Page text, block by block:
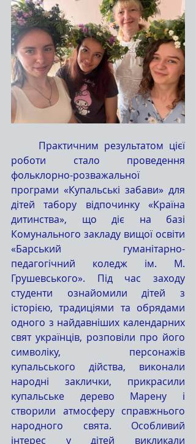
роботи стало проведення
фольклорно-розважальної
програми «Купальські забави» для
дітей табору відпочинку «Країна
дитинства», що діє на базі
Комунального закладу вищої освіти
«Барський гуманітарно-
педагогічний коледж ім. М.
Грушевського». Під час заходу
студенти ознайомили дітей з
історією, традиціями та обрядами
одного з найдавніших календарних
свят українців, розповіли про його
символіку, персонажів
купальського дійства, виконали
народні заклички, прикрасили
купальське дерево Марену і
створили атмосферу справжнього
народного свята. Особливий
інтерес у дітей викликали